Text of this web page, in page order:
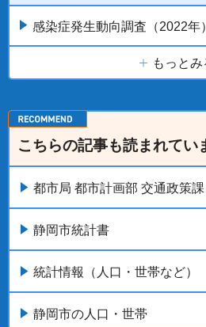
感染症発生動向調査（2022年）
もっとみ
こちらの記事も読まれてい
都市局 都市計画部 交通政策課
静岡市統計書
統計情報（人口・世帯など）
静岡市の人口・世帯